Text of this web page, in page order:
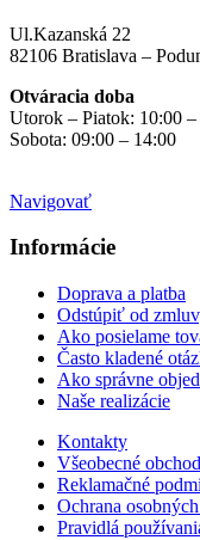
Ul.Kazanská 22
82106 Bratislava –
Otváracia doba
Utorok – Piatok: 10:00 –
Sobota: 09:00 – 14:00
Navigovať
Informácie
Doprava a platba
Odstúpiť od
Ako posielame
Často kladené
Ako správne
Naše realizácie
Kontakty
Všeobecné
Reklamačné
Ochrana
Pravidlá